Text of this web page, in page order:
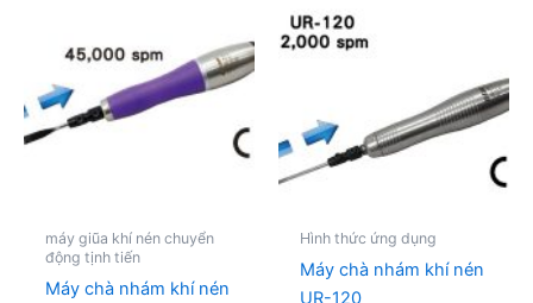
máy giũa khí nén chuyển
động tịnh tiến
Máy chà nhám khí nén
Hình thức ứng dụng
Máy chà nhám khí nén
UR-120